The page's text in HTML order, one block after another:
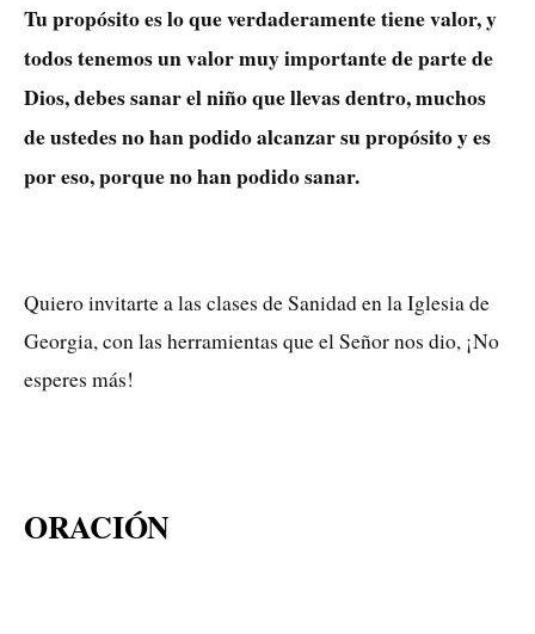
Tu propósito es lo que verdaderamente tiene valor, y
todos tenemos un valor muy importante de parte de
Dios, debes sanar el niño que llevas dentro, muchos
de ustedes no han podido alcanzar su propósito y es
por eso, porque no han podido sanar.
Quiero invitarte a las clases de Sanidad en la Iglesia de
Georgia, con las herramientas que el Señor nos dio, ¡No
esperes más!
ORACIÓN